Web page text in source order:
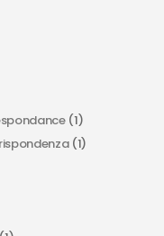
(1)
(1)